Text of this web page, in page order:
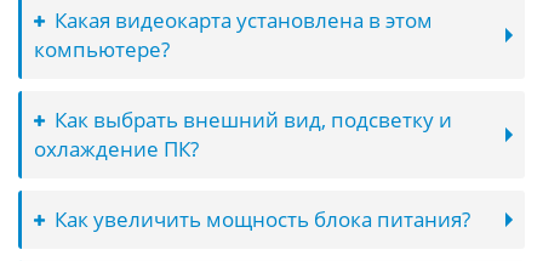
Какая видеокарта установлена в этом
компьютере?
Как выбрать внешний вид, подсветку и
охлаждение ПК?
Как увеличить мощность блока питания?